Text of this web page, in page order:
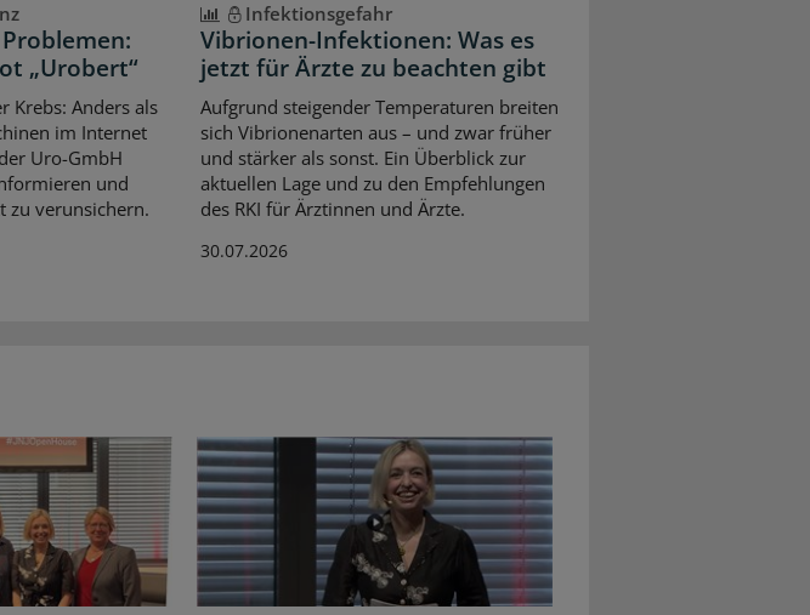
„Urobert“
Krebs: Anders als
im Internet
Uro-GmbH
und
zu verunsichern.
Infektionsgefahr
Vibrionen-Infektionen: Was es
jetzt für Ärzte zu beachten gibt
Aufgrund steigender Temperaturen breiten
sich Vibrionenarten aus – und zwar früher
und stärker als sonst. Ein Überblick zur
aktuellen Lage und zu den Empfehlungen
des RKI für Ärztinnen und Ärzte.
30.07.2026